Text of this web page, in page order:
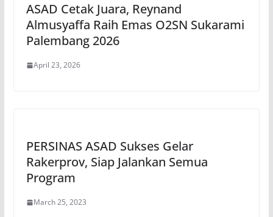
ASAD Cetak Juara, Reynand
Almusyaffa Raih Emas O2SN Sukarami
Palembang 2026
April 23, 2026
PERSINAS ASAD Sukses Gelar
Rakerprov, Siap Jalankan Semua
Program
March 25, 2023